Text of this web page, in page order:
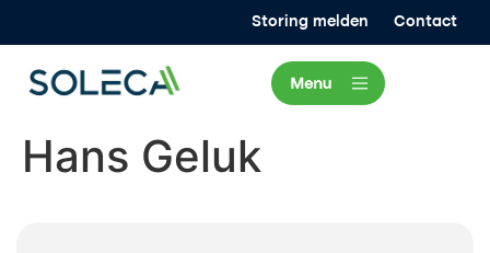
Storing melden Contact
Hans Geluk